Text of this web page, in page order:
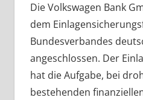
Die Volkswagen Bank
dem
Bundesverbandes
angeschlossen. Der
hat die Aufgabe, bei
bestehenden